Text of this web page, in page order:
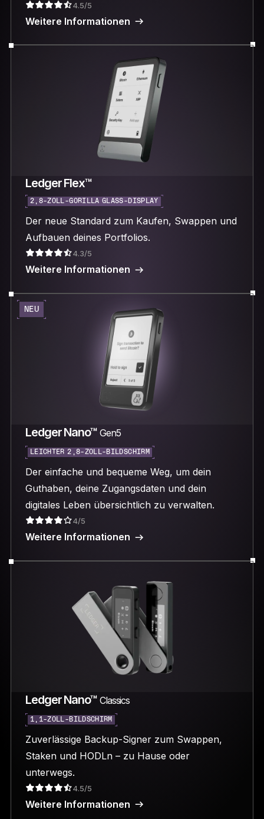
4.5/5
Weitere Informationen
Ledger Flex™
2,8-ZOLL-GORILLA GLASS-DISPLAY
Der neue Standard zum Kaufen, Swappen und
Aufbauen deines Portfolios.
4.3/5
Weitere Informationen
NEU
Ledger Nano™ Gen5
LEICHTER 2,8-ZOLL-BILDSCHIRM
Der einfache und bequeme Weg, um dein
Guthaben, deine Zugangsdaten und dein
digitales Leben übersichtlich zu verwalten.
4/5
Weitere Informationen
Ledger Nano™ Classics
1,1-ZOLL-BILDSCHIRM
Zuverlässige Backup-Signer zum Swappen,
Staken und HODLn – zu Hause oder
unterwegs.
4.5/5
Weitere Informationen